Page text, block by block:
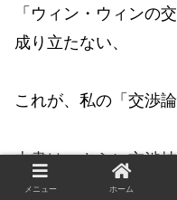
「ウィン・ウィンの
成り立たない、
これが、私の「交渉論
本書は、さらに交渉
教えが満載です。
メニュー ホーム